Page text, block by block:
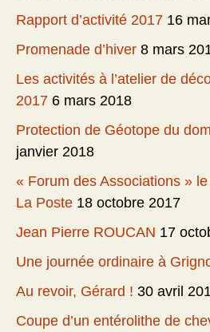
Rapport d’activité 2017 16
Promenade d’hiver 8 mars
Les activités à l’atelier de
2017 6 mars 2018
Protection de Géotope du
janvier 2018
« Forum des Associations »
La Poste 18 octobre 2017
Jean Pierre ROUCAN 17
Une journée ordinaire à
Au revoir, Gérard ! 30 avril
Coupe d’un entérolithe de